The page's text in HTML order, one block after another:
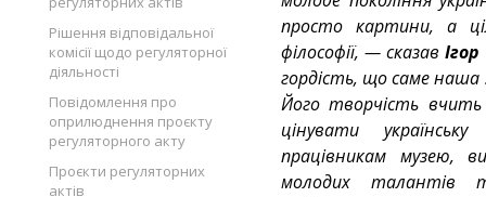
Рішення відповідальної
комісії щодо регуляторної
діяльності
Повідомлення про
оприлюднення проєкту
регуляторного акту
Проєкти регуляторних
актів
просто картини, а
філософії, — сказав
гордість, що саме наша
Його творчість
цінувати
працівникам музею,
молодих талантів